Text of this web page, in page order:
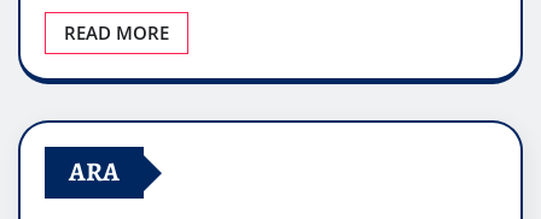
READ MORE
ARA